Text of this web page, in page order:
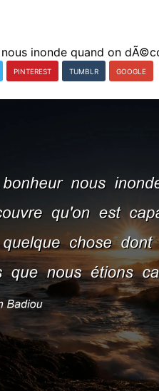
PINTEREST TUMBLR GOOGLE